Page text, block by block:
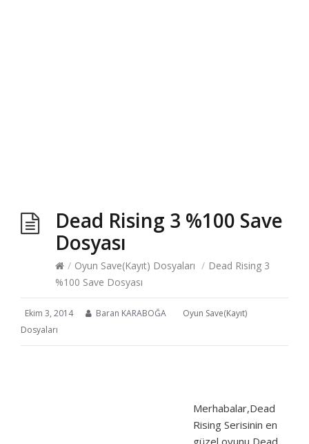
Dead Rising 3 %100 Save
Dosyası
/ Oyun Save(Kayıt) Dosyaları / Dead Rising 3
%100 Save Dosyası
Ekim 3, 2014 Baran KARABOĞA
Oyun Save(Kayıt)
Dosyaları
Merhabalar,Dead
Rising Serisinin en
güzel oyunu Dead